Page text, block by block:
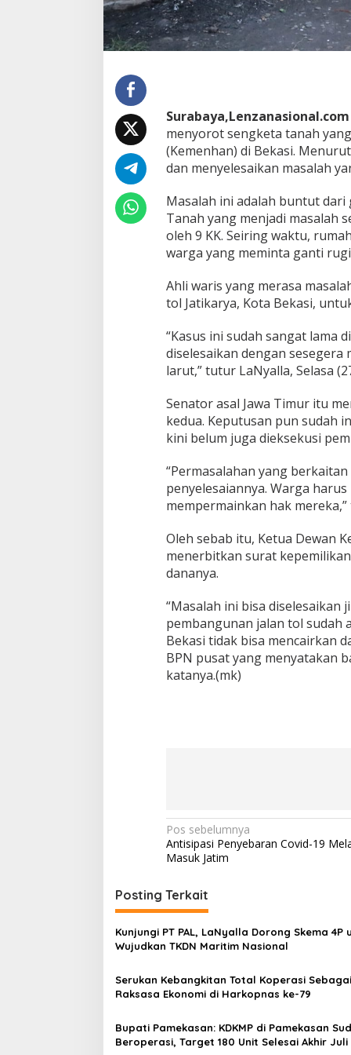
e
t
a
T
d
i
B
e
k
s
i
Surabaya,Lenzanasional.com
menyorot sengketa tanah
(Kemenhan) di Bekasi.
dan menyelesaikan masalah
Masalah ini adalah buntut
Tanah yang menjadi masalah
oleh 9 KK. Seiring waktu,
warga yang meminta ganti
Ahli waris yang merasa
tol Jatikarya, Kota Bekasi,
“Kasus ini sudah sangat lama
diselesaikan dengan sesegera
larut,” tutur LaNyalla, Selasa
Senator asal Jawa Timur itu
kedua. Keputusan pun sudah
kini belum juga dieksekusi
“Permasalahan yang
penyelesaiannya. Warga
mempermainkan hak
Oleh sebab itu, Ketua Dewan
menerbitkan surat
dananya.
“Masalah ini bisa diselesaikan
pembangunan jalan tol sudah
Bekasi tidak bisa mencairkan
BPN pusat yang menyatakan
katanya.(mk)
N
a
i
g
a
i
o
Pos sebelumnya
Antisipasi Penyebaran Covid-19
Masuk Jatim
Posting Terkait
Kunjungi PT PAL, LaNyalla Dorong Skema 4P
Wujudkan TKDN Maritim Nasional
Serukan Kebangkitan Total Koperasi Sebagai
Raksasa Ekonomi di Harkopnas ke-79
Bupati Pamekasan: KDKMP di Pamekasan
Beroperasi, Target 180 Unit Selesai Akhir Juli